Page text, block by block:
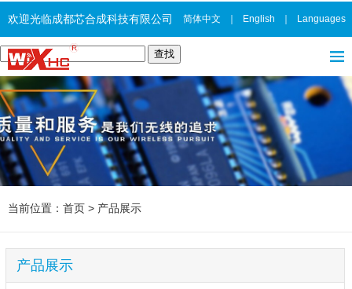
欢迎光临成都芯合成科技有限公司 简体中文 English Languages
当前位置： 首页 > 产品展示
产品展示